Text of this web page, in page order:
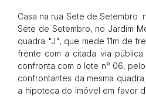
Casa na rua Sete de Setembro
Sete de Setembro, no Jardim
quadra "J", que mede 11m de
frente com a citada via
confronta com o lote n° 06,
confrontantes da mesma
a hipoteca do imóvel em favor